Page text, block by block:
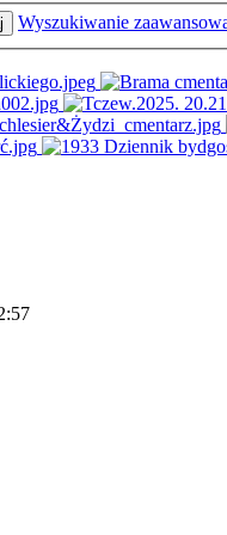
Wyszukiwanie